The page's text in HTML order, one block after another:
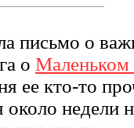
письмо о
о Маленьком
ее кто-то
недели